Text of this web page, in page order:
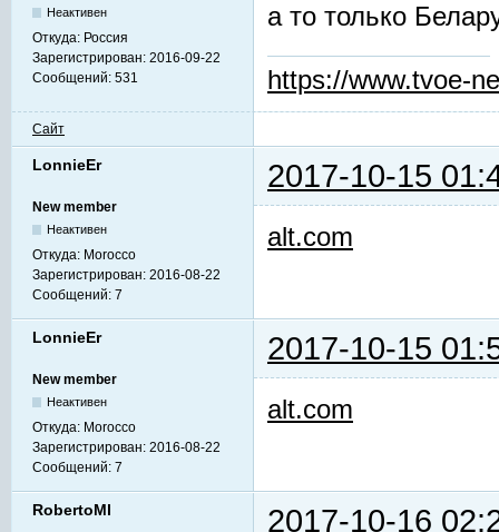
Неактивен
Откуда: Россия
Зарегистрирован: 2016-09-22
Сообщений: 531
а то только
https://www.tvoe-
Сайт
LonnieEr 2017-10-15
New member
Неактивен
Откуда: Morocco
Зарегистрирован: 2016-08-22
Сообщений: 7
alt.com
LonnieEr 2017-10-15
New member
Неактивен
Откуда: Morocco
Зарегистрирован: 2016-08-22
Сообщений: 7
alt.com
RobertoMl 2017-10-16